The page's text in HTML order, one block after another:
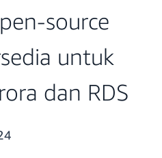
source
untuk
dan RDS